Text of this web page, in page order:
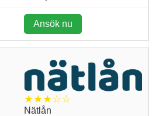
Ansök nu
★★★☆☆
Nätlån